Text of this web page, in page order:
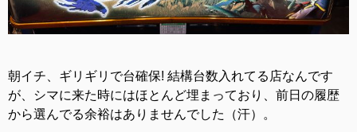
朝イチ、ギリギリで台確保! 結構台数入れてる店なんです
が、シマに来た時にはほとんど埋まっており、前日の履歴
から選んでる余裕はありませんでした（汗）。